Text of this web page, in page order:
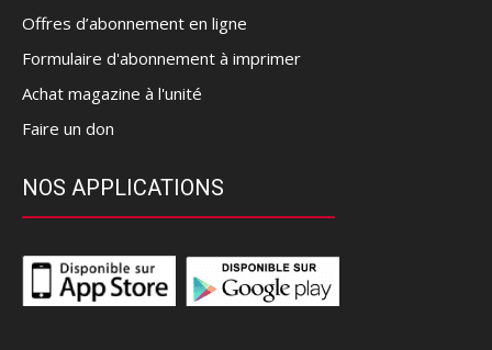
Offres d’abonnement en ligne
Formulaire d'abonnement à imprimer
Achat magazine à l'unité
Faire un don
NOS APPLICATIONS